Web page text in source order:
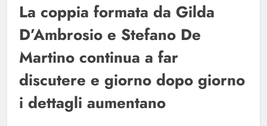
La coppia formata da Gilda
D’Ambrosio e Stefano De
Martino continua a far
discutere e giorno dopo giorno
i dettagli aumentano